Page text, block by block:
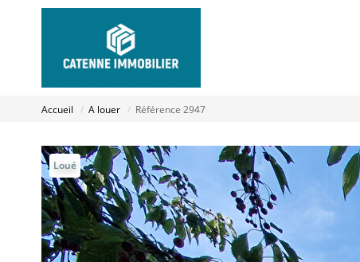
Accueil A louer Référence 2947
Loué